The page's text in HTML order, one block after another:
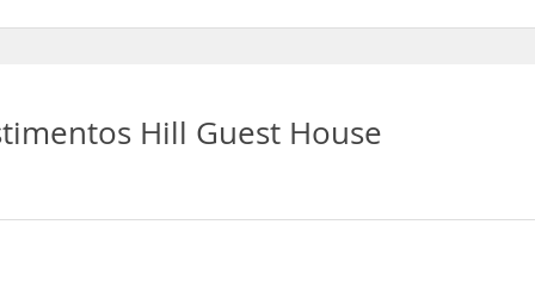
Hill Guest House